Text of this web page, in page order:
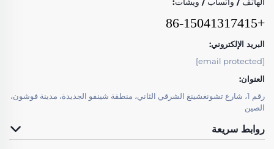
+86-15041317415
البريد الإلكتروني:
[email protected]
العنوان:
رقم 1، شارع تشونغشينغ الشرقي الثاني، منطقة شينفو الجديدة، مدينة فوشون،
الصين
روابط سريعة